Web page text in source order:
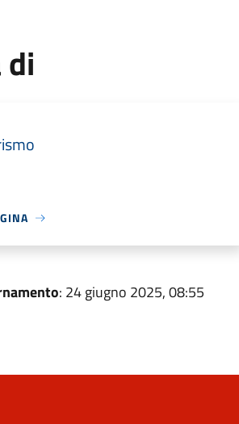
di
: 24 giugno 2025, 08:55